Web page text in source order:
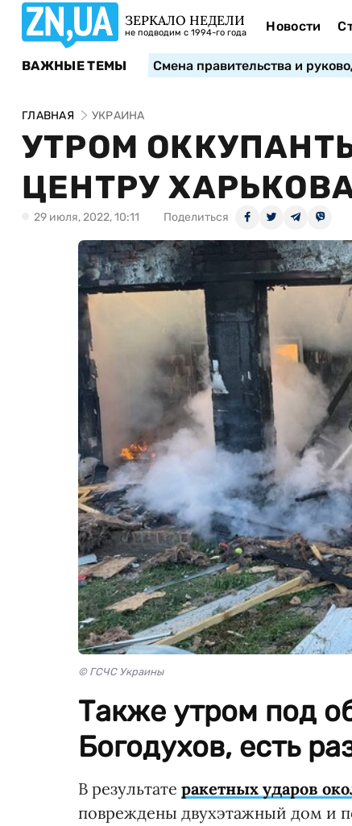
ЗЕРКАЛО НЕДЕЛИ
не подводим с 1994-го года Новости
ВАЖНЫЕ ТЕМЫ Смена правительства и
ГЛАВНАЯ УКРАИНА
УТРОМ
ЦЕНТРУ
29 июля, 2022, 10:11 Поделиться
© ГСЧС Украины
Также утром под
Богодухов, есть
В результате ракетных ударов
повреждены двухэтажный дом и